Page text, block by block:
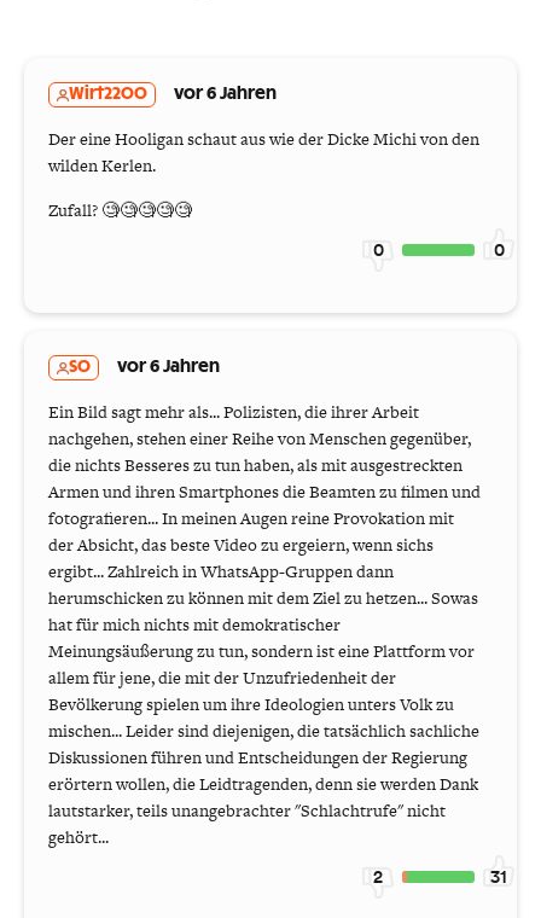
Wirt2200 vor 6 Jahren
Der eine Hooligan schaut aus wie der Dicke Michi von den
wilden Kerlen.
Zufall? 🧐🧐🧐🧐🧐
0 0
SO vor 6 Jahren
Ein Bild sagt mehr als... Polizisten, die ihrer Arbeit
nachgehen, stehen einer Reihe von Menschen gegenüber,
die nichts Besseres zu tun haben, als mit ausgestreckten
Armen und ihren Smartphones die Beamten zu filmen und
fotografieren... In meinen Augen reine Provokation mit
der Absicht, das beste Video zu ergeiern, wenn sichs
ergibt... Zahlreich in WhatsApp-Gruppen dann
herumschicken zu können mit dem Ziel zu hetzen... Sowas
hat für mich nichts mit demokratischer
Meinungsäußerung zu tun, sondern ist eine Plattform vor
allem für jene, die mit der Unzufriedenheit der
Bevölkerung spielen um ihre Ideologien unters Volk zu
mischen... Leider sind diejenigen, die tatsächlich sachliche
Diskussionen führen und Entscheidungen der Regierung
erörtern wollen, die Leidtragenden, denn sie werden Dank
lautstarker, teils unangebrachter "Schlachtrufe" nicht
gehört...
2 31